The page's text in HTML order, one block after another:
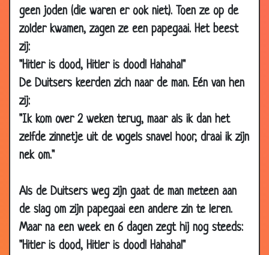
geen joden (die waren er ook niet). Toen ze op de
zolder kwamen, zagen ze een papegaai. Het beest
zij:
"Hitler is dood, Hitler is dood! Hahaha!"
De Duitsers keerden zich naar de man. Eén van hen
zij:
"Ik kom over 2 weken terug, maar als ik dan het
zelfde zinnetje uit de vogels snavel hoor, draai ik zijn
nek om."
Als de Duitsers weg zijn gaat de man meteen aan
de slag om zijn papegaai een andere zin te leren.
Maar na een week en 6 dagen zegt hij nog steeds:
"Hitler is dood, Hitler is dood! Hahaha!"
21 May
2007
Parachute springen 3.46
2007
Met de trein
2007
Jagen in Canada
14 May
2007
14 May
2007
Vertraging 3.50
2007
07
May
2007
Kippenkanon 3.24